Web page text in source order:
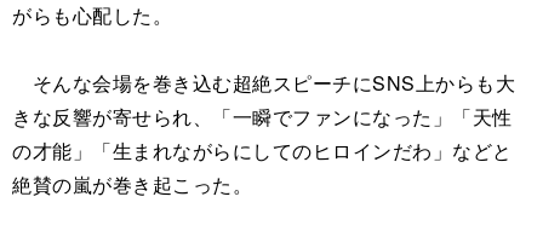
がらも心配した。
そんな会場を巻き込む超絶スピーチにSNS上からも大
きな反響が寄せられ、「一瞬でファンになった」「天性
の才能」「生まれながらにしてのヒロインだわ」などと
絶賛の嵐が巻き起こった。